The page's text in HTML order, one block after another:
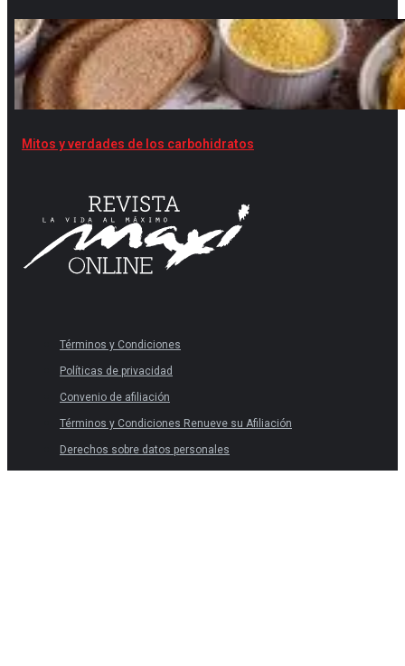
Mitos y verdades de los carbohidratos
Términos y Condiciones
Políticas de privacidad
Convenio de afiliación
Términos y Condiciones Renueve su Afiliación
Derechos sobre datos personales